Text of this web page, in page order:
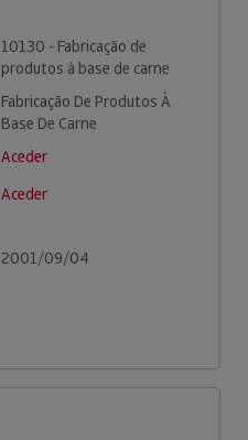
10130 - Fabricação de
produtos à base de carne
Fabricação De Produtos À
Base De Carne
Aceder
Aceder
2001/09/04